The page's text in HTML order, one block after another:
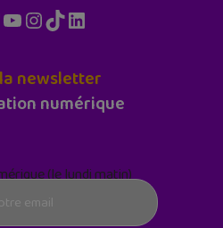
YouTube
Instagram
TikTokLinkedIn
la newsletter
numérique
(le lundi matin)